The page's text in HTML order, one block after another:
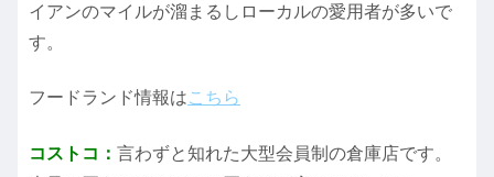
イアンのマイルが溜まるしローカルの愛用者が多いで
す。
フードランド情報はこちら
コストコ： 言わずと知れた大型会員制の倉庫店です。